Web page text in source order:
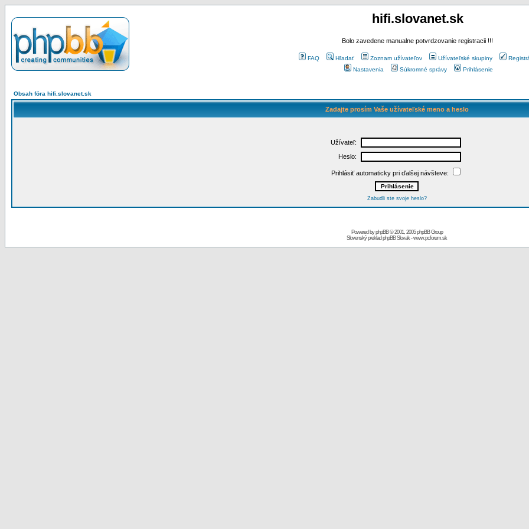
hifi.slovanet.sk
Bolo zavedene manualne potvrdzovanie registracii !!!
FAQ Hľadať Zoznam užívateľov Užívateľské skupiny
Nastavenia
Súkromné správy Prihlásenie
Obsah fóra hifi.slovanet.sk
Zadajte prosím Vaše užívateľské meno a heslo
Užívateľ:
Heslo:
Prihlásiť automaticky pri ďalšej návšteve:
Zabudli ste svoje heslo?
Powered byphpBB© 2001, 2005 phpBB Group
Slovenský preklad phpBB Slovak-www.pcforum.sk